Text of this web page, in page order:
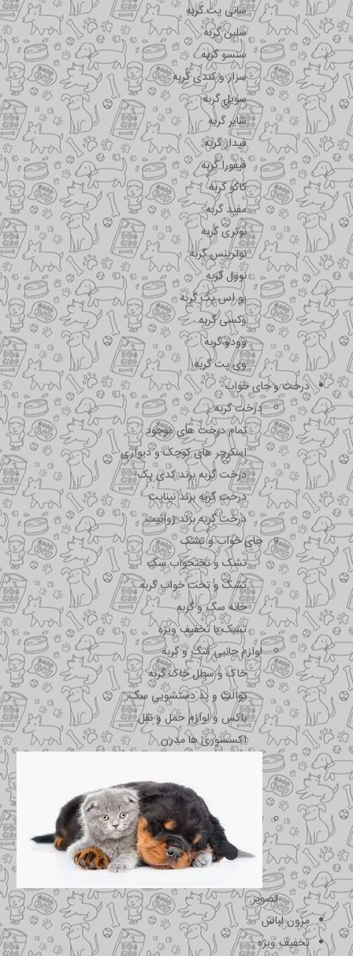
سانی پت گربه
سلبن گربه
سنسو گربه
سزار و کندی گربه
سویل گربه
شایر گربه
فیدار گربه
فیفورا گربه
کاکو گربه
مفید گربه
نوتری گربه
نوترینس گربه
نوول گربه
یو اس پت گربه
وکسی گربه
وودو گربه
وی پت گربه
درخت و جای خواب
درخت گربه
تمام درخت های موجود
اسکرچر های کوچک و دیواری
درخت گربه برند کدی پک
درخت گربه برند نیناپت
درخت گربه برند ژوانیت
جای خواب و تشک
تشک و تختحواب سگ
تشک و تخت خواب گربه
خانه سگ و گربه
تشک با تخفیف ویژه
لوازم جانبی سگ و گربه
خاک و سطل خاک گربه
توالت و پد دستشویی سگ
باکس و لوازم حمل و نقل
اکسسوری ها مدرن
تصویر
مزون لباس
تخفیف ویژه